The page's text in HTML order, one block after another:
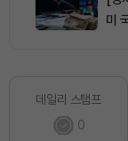
미
데일리 스탬프
0